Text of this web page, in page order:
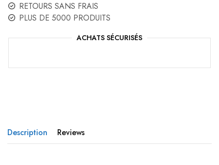
RETOURS SANS FRAIS
PLUS DE 5000 PRODUITS
ACHATS SÉCURISÉS
Description Reviews